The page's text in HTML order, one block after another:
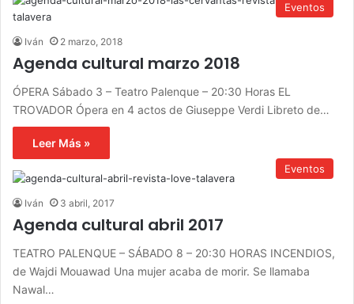
Eventos
Iván 2 marzo, 2018
Agenda cultural marzo 2018
ÓPERA Sábado 3 – Teatro Palenque – 20:30 Horas EL
TROVADOR Ópera en 4 actos de Giuseppe Verdi Libreto de…
Leer Más »
Eventos
Iván 3 abril, 2017
Agenda cultural abril 2017
TEATRO PALENQUE – SÁBADO 8 – 20:30 HORAS INCENDIOS,
de Wajdi Mouawad Una mujer acaba de morir. Se llamaba
Nawal…